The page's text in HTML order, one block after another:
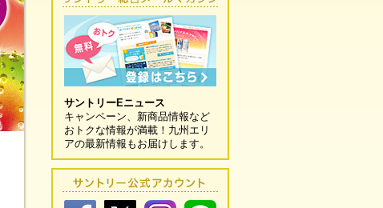
サントリーEニュース
キャンペーン、新商品情報など
おトクな情報が満載！九州エリ
アの最新情報もお届けします。